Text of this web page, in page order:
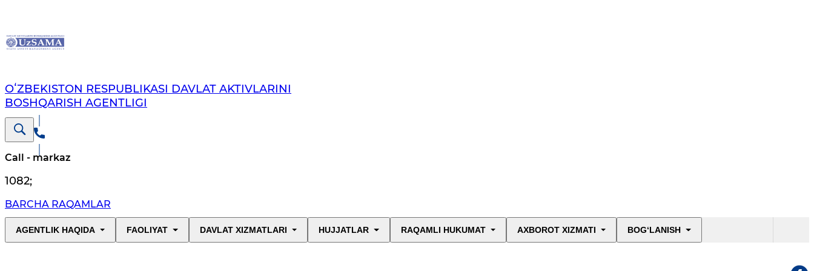
OʻZBEKISTON RESPUBLIKASI DAVLAT AKTIVLARINI
BOSHQARISH AGENTLIGI
Call - markaz
1082;
BARCHA RAQAMLAR
AGENTLIK HAQIDA FAOLIYAT DAVLAT XIZMATLARI HUJJATLAR RAQAMLI HUKUMAT AXBOROT XIZMATI BOG‘LANISH